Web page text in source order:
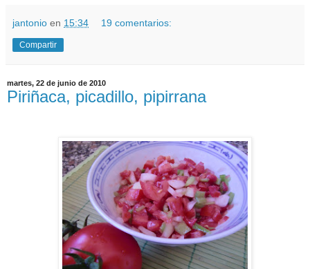
jantonio en 15:34 19 comentarios:
Compartir
martes, 22 de junio de 2010
Piriñaca, picadillo, pipirrana